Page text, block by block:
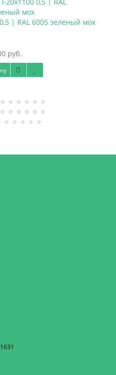
| RAL 6005 зеленый мох
руб.